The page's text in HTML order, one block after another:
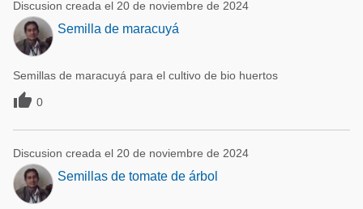
Discusion creada el 20 de noviembre de 2024
Semilla de maracuyá
Semillas de maracuyá para el cultivo de bio huertos
 0
Discusion creada el 20 de noviembre de 2024
Semillas de tomate de árbol